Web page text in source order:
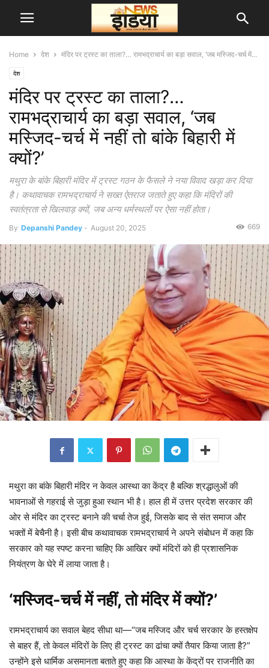
Home देश मंदिर पर ट्रस्ट का ताला?… रामभद्राचार्य का बड़ा सवाल, ‘जब मस्जिद-चर्च में...
देश
मंदिर पर ट्रस्ट का ताला?…
रामभद्राचार्य का बड़ा सवाल, ‘जब
मस्जिद-चर्च में नहीं तो बांके बिहारी में
क्यों?’
मथुरा के बांके बिहारी मंदिर में ट्रस्ट गठन के फैसले ने नया विवाद खड़ा कर दिया
है। कथावाचक रामभद्राचार्य ने सख्त ऐतराज जताते हुए कहा कि मंदिरों की
स्वतंत्रता से खिलवाड़ क्यों, जब अन्य धर्मस्थलों पर ऐसा नहीं होता।
By Depanshi Pandey - August 20, 2025 669
मथुरा का बांके बिहारी मंदिर न केवल आस्था का केंद्र है बल्कि श्रद्धालुओं की
भावनाओं से गहराई से जुड़ा हुआ स्थान भी है। हाल ही में उत्तर प्रदेश सरकार की
ओर से मंदिर का ट्रस्ट बनाने की चर्चा तेज हुई, जिसके बाद से संत समाज और
भक्तों में बेचैनी है। इसी बीच कथावाचक रामभद्राचार्य ने अपने संबोधन में कहा कि
सरकार को यह स्पष्ट करना चाहिए कि आखिर क्यों मंदिरों को ही प्रशासनिक
नियंत्रण के घेरे में लाया जाता है।
‘मस्जिद-चर्च में नहीं, तो मंदिर में क्यों?’
रामभद्राचार्य का सवाल बेहद सीधा था—“जब मस्जिद और चर्च सरकार के हस्तक्षेप
से बाहर हैं, तो केवल मंदिरों के लिए ही ट्रस्ट का ढांचा क्यों तैयार किया जाता है?”
उन्होंने इसे धार्मिक असमानता बताते हुए कहा कि आस्था के केंद्रों पर राजनीति का